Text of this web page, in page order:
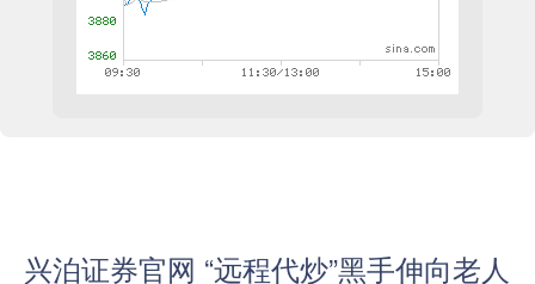
兴泊证券官网 “远程代炒”黑手伸向老人